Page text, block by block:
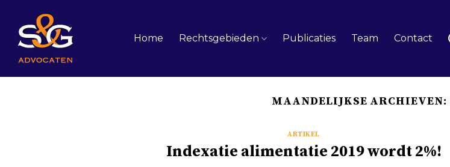
content
Home Rechtsgebieden Publicaties Team Contact
MAANDELIJKSE ARCHIEVEN:
ARTIKEL
Indexatie alimentatie 2019 wordt 2%!